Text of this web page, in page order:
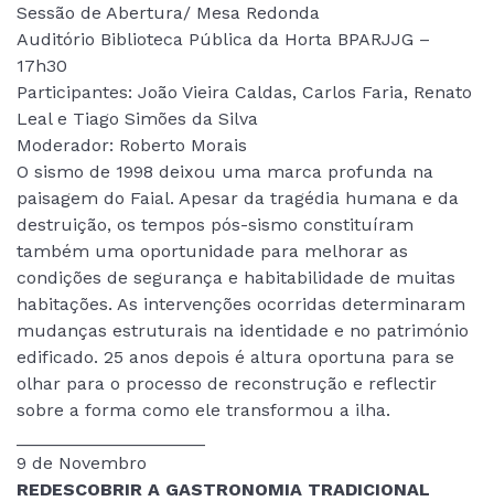
Sessão de Abertura/ Mesa Redonda
Auditório Biblioteca Pública da Horta BPARJJG –
17h30
Participantes: João Vieira Caldas, Carlos Faria, Renato
Leal e Tiago Simões da Silva
Moderador: Roberto Morais
O sismo de 1998 deixou uma marca profunda na
paisagem do Faial. Apesar da tragédia humana e da
destruição, os tempos pós-sismo constituíram
também uma oportunidade para melhorar as
condições de segurança e habitabilidade de muitas
habitações. As intervenções ocorridas determinaram
mudanças estruturais na identidade e no património
edificado. 25 anos depois é altura oportuna para se
olhar para o processo de reconstrução e reflectir
sobre a forma como ele transformou a ilha.
9 de Novembro
REDESCOBRIR A GASTRONOMIA TRADICIONAL